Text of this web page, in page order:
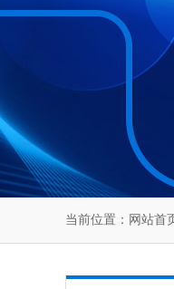
当前位置： 网站首